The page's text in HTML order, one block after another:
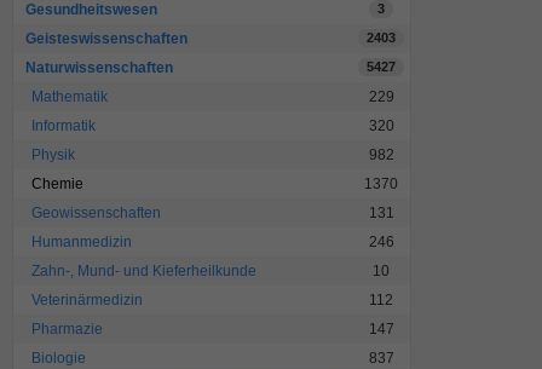
Gesundheitswesen 3
Geisteswissenschaften 2403
Naturwissenschaften 5427
Mathematik
229
Informatik
320
Physik
982
Chemie
1370
Geowissenschaften
131
Humanmedizin
246
Zahn-, Mund- und Kieferheilkunde
10
Veterinärmedizin
112
Pharmazie
147
Biologie
837